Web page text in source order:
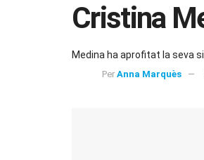
Cristina
Medina ha aprofitat la seva
Per Anna Marquès